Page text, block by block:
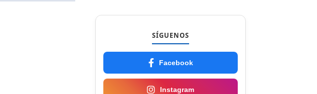
SÍGUENOS
Facebook
Instagram